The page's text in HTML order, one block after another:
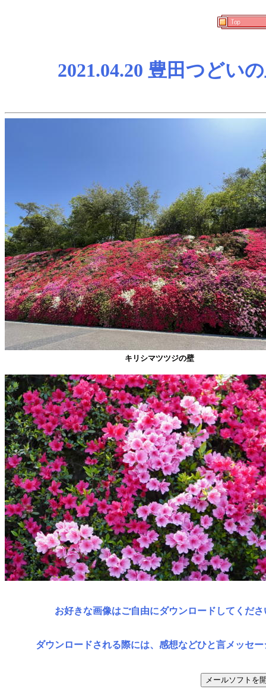
2021.04.20 豊田つどい
キリシマツツジの壁
お好きな画像はご自由にダウンロードしてく
ダウンロードされる際には、感想などひと言メッセ